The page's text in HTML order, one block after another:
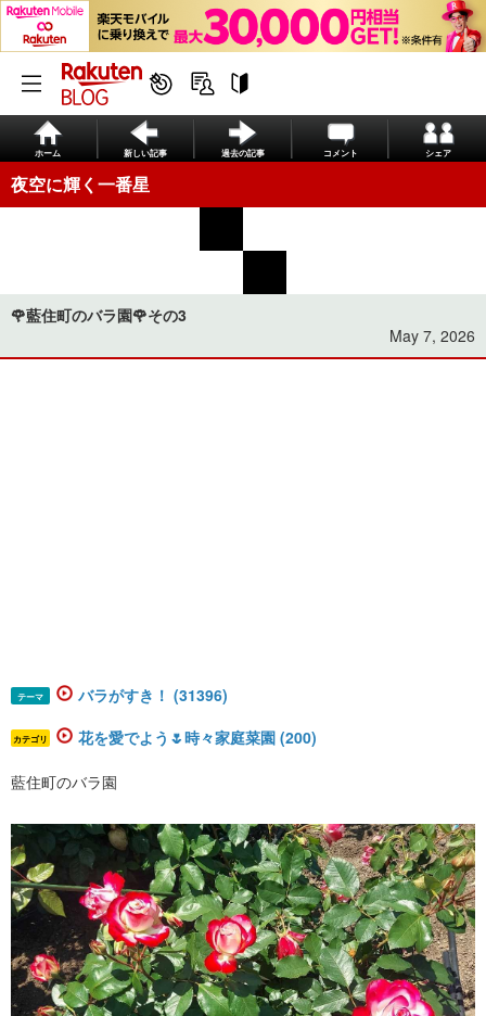
ホーム 新しい記事 過去の記事 コメント シェア
夜空に輝く一番星
🌹藍住町のバラ園🌹その3
May 7, 2026
テーマ バラがすき！ (31396)
カテゴリ 花を愛でよう🌷時々家庭菜園 (200)
藍住町のバラ園